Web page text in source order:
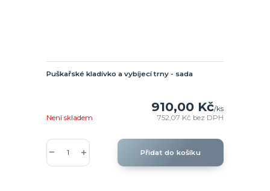
Puškařské kladívko a vybíjecí trny - sada
910,00 Kč/ks
752,07 Kč bez DPH
Není skladem
Přidat do košíku